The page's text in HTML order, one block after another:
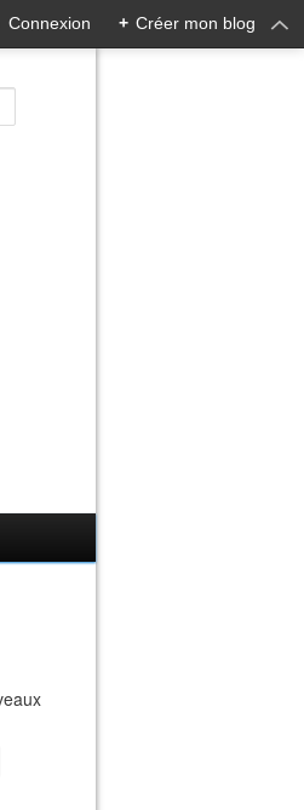
Connexion + Créer mon blog